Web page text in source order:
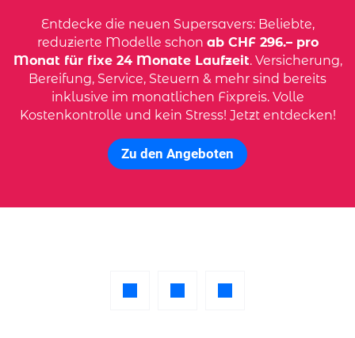
Entdecke die neuen Supersavers: Beliebte,
reduzierte Modelle schon ab CHF 296.– pro
Monat für fixe 24 Monate Laufzeit. Versicherung,
Bereifung, Service, Steuern & mehr sind bereits
inklusive im monatlichen Fixpreis. Volle
Kostenkontrolle und kein Stress! Jetzt entdecken!
Zu den Angeboten